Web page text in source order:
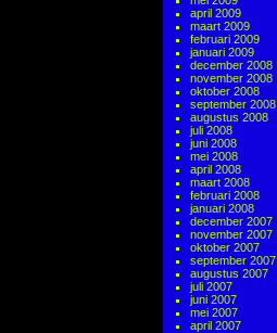
april 2009
maart 2009
februari 2009
januari 2009
december 2008
november 2008
oktober 2008
september 2008
augustus 2008
juli 2008
juni 2008
mei 2008
april 2008
maart 2008
februari 2008
januari 2008
december 2007
november 2007
oktober 2007
september 2007
augustus 2007
juli 2007
juni 2007
mei 2007
april 2007